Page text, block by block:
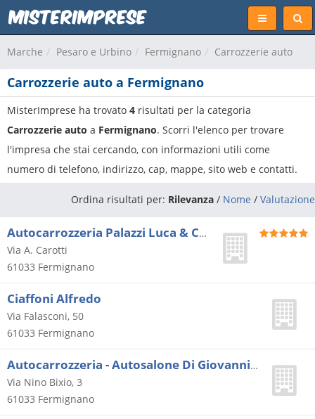
Marche Pesaro e Urbino Fermignano Carrozzerie auto
Carrozzerie auto a Fermignano
MisterImprese ha trovato 4 risultati per la categoria
Carrozzerie auto a Fermignano. Scorri l'elenco per trovare
l'impresa che stai cercando, con informazioni utili come
numero di telefono, indirizzo, cap, mappe, sito web e contatti.
Ordina risultati per: Rilevanza / Nome / Valutazione
Autocarrozzeria Palazzi Luca & C. Snc
Via A. Carotti
61033 Fermignano
Ciaffoni Alfredo
Via Falasconi, 50
61033 Fermignano
Autocarrozzeria - Autosalone Di Giovanni Autocarrozzeria Di Di Giovanni R. & C. (s.n.c.)
Via Nino Bixio, 3
61033 Fermignano